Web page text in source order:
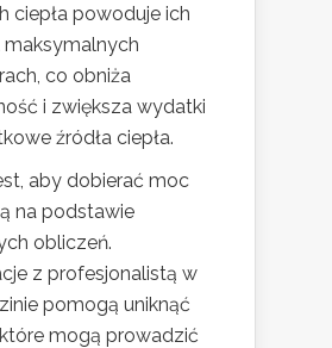
ciepła powoduje ich
maksymalnych
co obniża
i zwiększa wydatki
źródła ciepła.
aby dobierać moc
na podstawie
obliczeń.
z profesjonalistą w
pomogą uniknąć
mogą prowadzić